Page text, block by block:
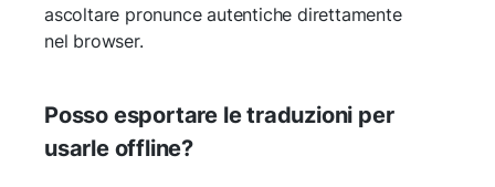
ascoltare pronunce autentiche direttamente
nel browser.
Posso esportare le traduzioni per
usarle offline?